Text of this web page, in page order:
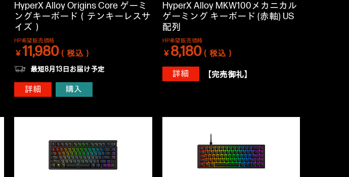
HyperX Alloy Origins Core ゲーミ
ングキーボード（テンキーレスサ
イズ）
HP希望販売価格
￥11,980（税込）
最短8月13日お届け予定
詳細 購入
HyperX Alloy MKW100メカニカル
ゲーミング キーボード (赤軸) US
配列
HP希望販売価格
￥ 8,180（税込）
詳細 【完売御礼】